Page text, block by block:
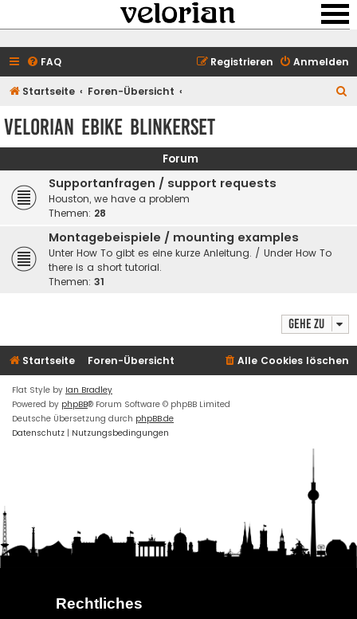
FAQ Anmelden
Registrieren
Startseite Foren-Übersicht
e
velorian ebike Blinkerset
Forum
Supportanfragen / support requests
Houston, we have a problem
Themen: 28
Montagebeispiele / mounting examples
Unter How To gibt es eine kurze Anleitung. / Under How To
there is a short tutorial.
Themen: 31
Gehe zu
Startseite Foren-Übersicht Alle Cookies löschen
Flat Style by Ian Bradley
Powered by phpBB® Forum Software © phpBB Limited
Deutsche Übersetzung durch phpBB.de
Datenschutz | Nutzungsbedingungen
Rechtliches